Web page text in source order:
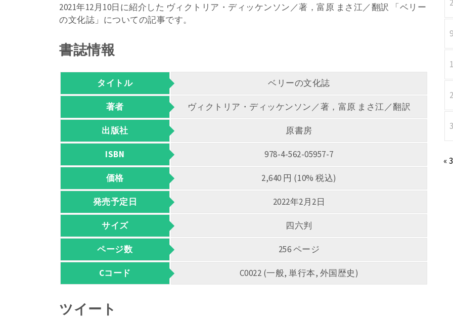
2021年12月10日に紹介した ヴィクトリア・ディッケンソン／著，富原 まさ江／翻訳 「ベリー
の文化誌」についての記事です。
書誌情報
タイトル ベリーの文化誌
著者 ヴィクトリア・ディッケンソン／著，富原 まさ江／翻訳
出版社 原書房
ISBN 978-4-562-05957-7
価格 2,640 円 (10% 税込)
発売予定日 2022年2月2日
サイズ 四六判
ページ数 256 ページ
Cコード C0022 (一般, 単行本, 外国歴史)
ツイート
«